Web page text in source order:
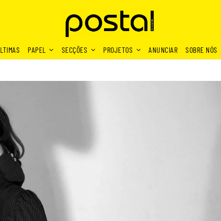
PAPEL SECÇÕES PROJETOS ANUNCIAR SOBRE NÓS